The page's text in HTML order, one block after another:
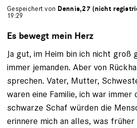
Gespeichert von Dennis,27 (nicht
19:29
Es bewegt mein Herz
Ja gut, im Heim bin ich nicht groß
immer jemanden. Aber von
sprechen. Vater, Mutter,
waren eine Familie, ich war immer
schwarze Schaf würden die
erinnere mich an alles, was